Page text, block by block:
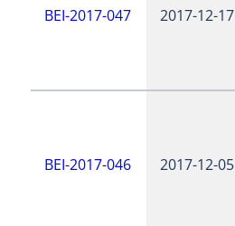
BEI-2017-047 2017-12-17
BEI-2017-046 2017-12-05